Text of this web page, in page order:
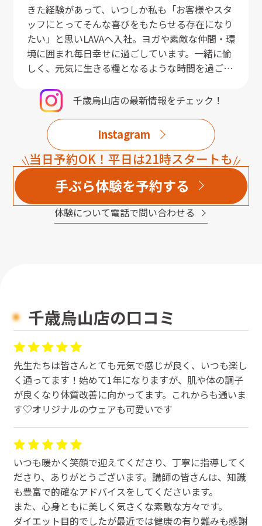
きた経験があって、いつしか私も「お客様やスタ
ッフにとってそんな喜びをもたらせる存在になり
たい」と思いLAVAへ入社。ヨガや素敵な仲間・環
境に囲まれ毎日幸せに過ごしています。一緒に愉
しく、元気に生きる糧となるような時間を過ごし
千歳烏山店の最新情報をチェック！
Instagram
当日予約OK！平日は21時スタートも
手ぶら体験を予約する
体験について電話で問い合わせる
千歳烏山店の口コミ
先生たちは皆さんとても元気で感じが良く、いつも楽し
く通ってます！始めて1年になりますが、肌や体の調子
が良くなり体質改善に向かってます。これからも通いま
す♡オリジナルのウェアも可愛いです
いつも暖かく笑顔で迎えてくださり、丁寧に指導してく
ださり、ありがとうございます。講師の皆さんは、知識
も豊富で的確なアドバイスをしてくださいます。
また、心身ともに美しく気さくな素敵な方々です。
ダイエット目的でしたが最近では健康の有り難みも感謝